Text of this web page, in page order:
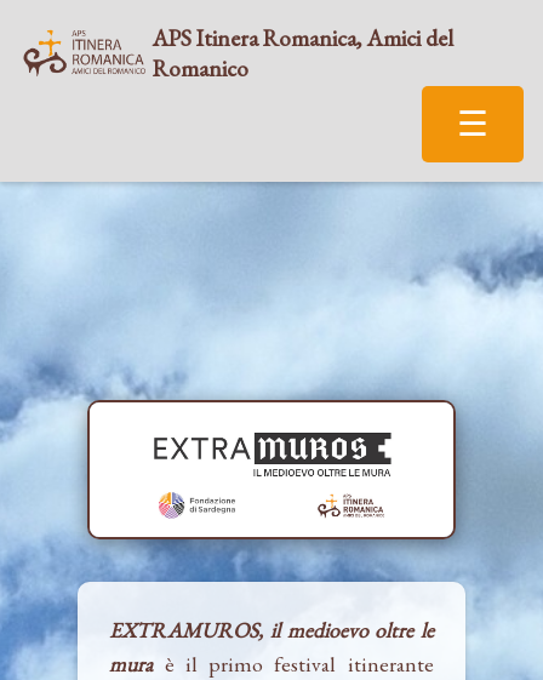
APS Itinera Romanica, Amici del
Romanico
☰
EXTRAMUROS, il medioevo oltre le
muraè il primo festival itinerante